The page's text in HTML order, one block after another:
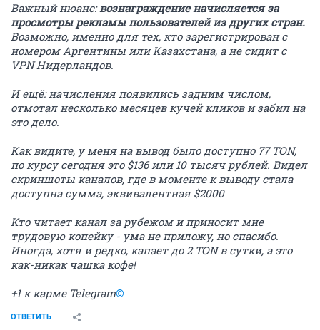
Важный нюанс:вознаграждение начисляется за
просмотры рекламы пользователей из других стран.
Возможно, именно для тех, кто зарегистрирован с
номером Аргентины или Казахстана, а не сидит с
VPN Нидерландов.
И ещё: начисления появились задним числом,
отмотал несколько месяцев кучей кликов и забил на
это дело.
Как видите, у меня на вывод было доступно 77 TON,
по курсу сегодня это $136 или 10 тысяч рублей. Видел
скриншоты каналов, где в моменте к выводу стала
доступна сумма, эквивалентная $2000
Кто читает канал за рубежом и приносит мне
трудовую копейку - ума не приложу, но спасибо.
Иногда, хотя и редко, капает до 2 TON в сутки, а это
как-никак чашка кофе!
+1 к карме Telegram©
ОТВЕТИТЬ